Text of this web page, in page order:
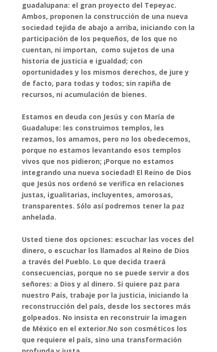
guadalupana: el gran proyecto del Tepeyac.
Ambos, proponen la construcción de una nueva
sociedad tejida de abajo a arriba, iniciando con la
participación de los pequeños, de los que no
cuentan, ni importan, como sujetos de una
historia de justicia e igualdad; con
oportunidades y los mismos derechos, de jure y
de facto, para todas y todos; sin rapiña de
recursos, ni acumulación de bienes.
Estamos en deuda con Jesús y con María de
Guadalupe: les construimos templos, les
rezamos, los amamos, pero no los obedecemos,
porque no estamos levantando esos templos
vivos que nos pidieron; ¡Porque no estamos
integrando una nueva sociedad! El Reino de Dios
que Jesús nos ordenó se verifica en relaciones
justas, igualitarias, incluyentes, amorosas,
transparentes. Sólo así podremos tener la paz
anhelada.
Usted tiene dos opciones: escuchar las voces del
dinero, o escuchar los llamados al Reino de Dios
a través del Pueblo. Lo que decida traerá
consecuencias, porque no se puede servir a dos
señores: a Dios y al dinero. Si quiere paz para
nuestro País, trabaje por la justicia, iniciando la
reconstrucción del país, desde los sectores más
golpeados. No insista en reconstruir la imagen
de México en el exterior.No son cosméticos los
que requiere el país, sino una transformación